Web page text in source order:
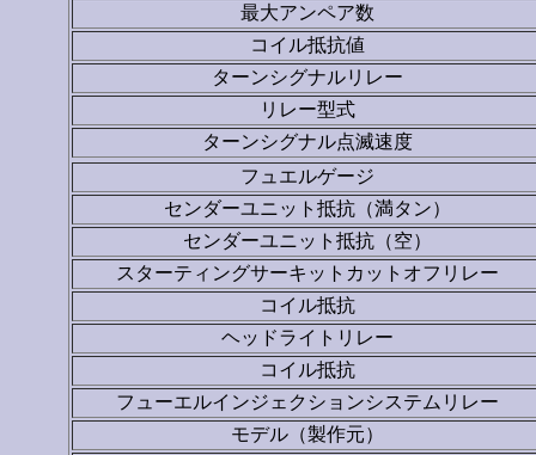
最大アンペア数
コイル抵抗値
ターンシグナルリレー
リレー型式
ターンシグナル点滅速度
フュエルゲージ
センダーユニット抵抗（満タン）
センダーユニット抵抗（空）
スターティングサーキットカットオフリレー
コイル抵抗
ヘッドライトリレー
コイル抵抗
フューエルインジェクションシステムリレー
モデル（製作元）